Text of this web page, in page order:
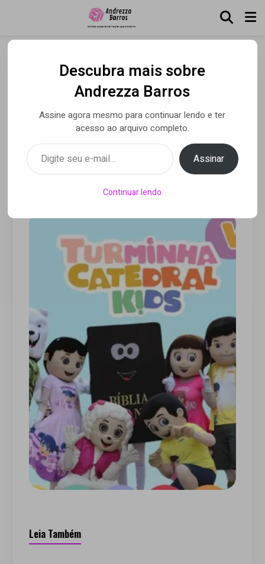
Turminha Catedral Kids
estreia primeiro álbum
com mensagens bíblicas
para crianças
Por Luca Moreira• 11 ago 2025
Leia Também
Descubra mais sobre
Andrezza Barros
Assine agora mesmo para continuar lendo e ter
acesso ao arquivo completo.
Digite seu e-mail…
Assinar
Continuar lendo